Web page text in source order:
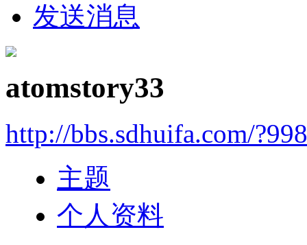
发送消息
atomstory33
http://bbs.sdhuifa.com/
主题
个人资料